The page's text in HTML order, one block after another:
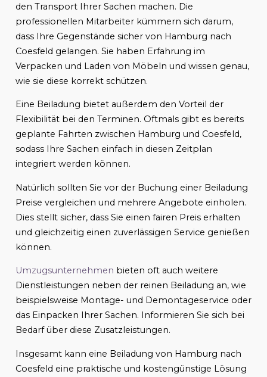
den Transport Ihrer Sachen machen. Die
professionellen Mitarbeiter kümmern sich darum,
dass Ihre Gegenstände sicher von Hamburg nach
Coesfeld gelangen. Sie haben Erfahrung im
Verpacken und Laden von Möbeln und wissen genau,
wie sie diese korrekt schützen.
Eine Beiladung bietet außerdem den Vorteil der
Flexibilität bei den Terminen. Oftmals gibt es bereits
geplante Fahrten zwischen Hamburg und Coesfeld,
sodass Ihre Sachen einfach in diesen Zeitplan
integriert werden können.
Natürlich sollten Sie vor der Buchung einer Beiladung
Preise vergleichen und mehrere Angebote einholen.
Dies stellt sicher, dass Sie einen fairen Preis erhalten
und gleichzeitig einen zuverlässigen Service genießen
können.
Umzugsunternehmen bieten oft auch weitere
Dienstleistungen neben der reinen Beiladung an, wie
beispielsweise Montage- und Demontageservice oder
das Einpacken Ihrer Sachen. Informieren Sie sich bei
Bedarf über diese Zusatzleistungen.
Insgesamt kann eine Beiladung von Hamburg nach
Coesfeld eine praktische und kostengünstige Lösung